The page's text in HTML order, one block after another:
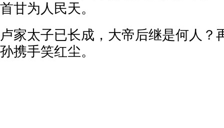
首甘为人民天。
卢家太子已长成，大帝后继是何人？
孙携手笑红尘。